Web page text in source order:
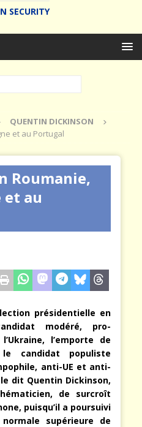
SECURITY
QUENTIN DICKINSON
et au Portugal
Roumanie,
et au
présidentielle en
modéré, pro-
l’emporte de
candidat populiste
anti-UE et anti-
dit Quentin Dickinson,
de surcroît
puisqu’il a poursuivi
supérieure de